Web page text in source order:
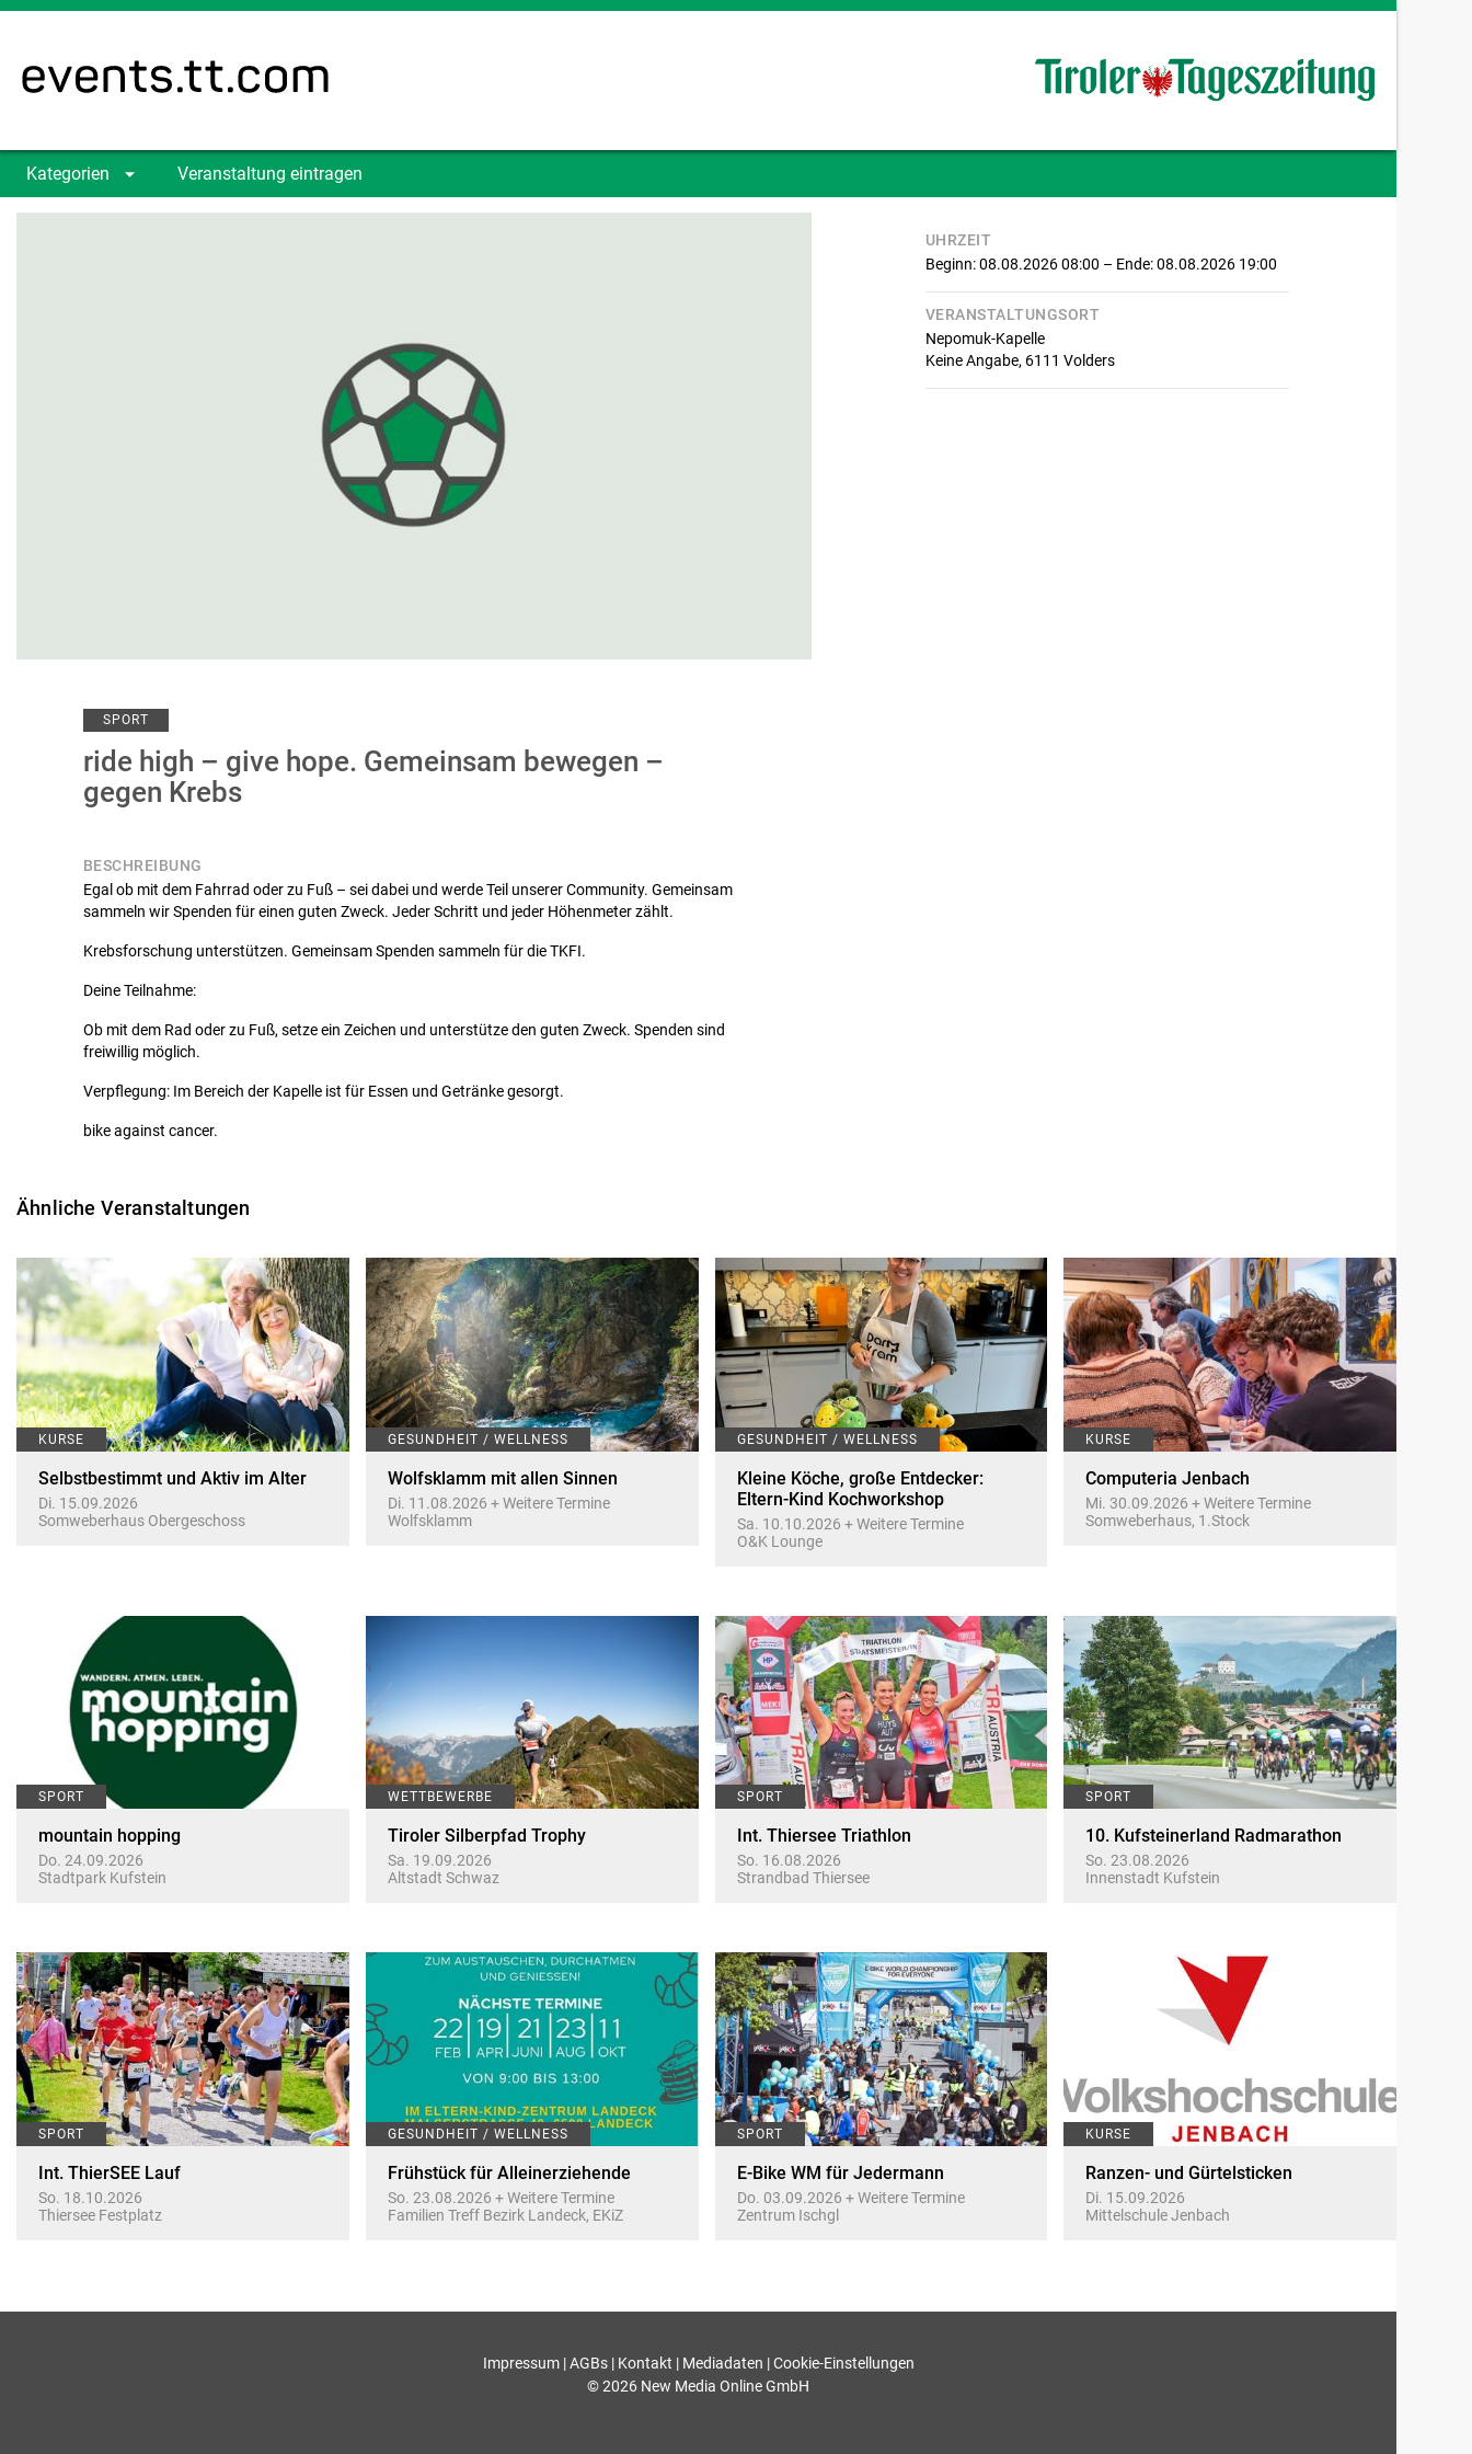
Kategorien Veranstaltung eintragen
SPORT
ride high – give hope. Gemeinsam bewegen –
gegen Krebs
BESCHREIBUNG
Egal ob mit dem Fahrrad oder zu Fuß – sei dabei und werde Teil unserer Community. Gemeinsam
sammeln wir Spenden für einen guten Zweck. Jeder Schritt und jeder Höhenmeter zählt.
Krebsforschung unterstützen. Gemeinsam Spenden sammeln für die TKFI.
Deine Teilnahme:
Ob mit dem Rad oder zu Fuß, setze ein Zeichen und unterstütze den guten Zweck. Spenden sind
freiwillig möglich.
Verpflegung: Im Bereich der Kapelle ist für Essen und Getränke gesorgt.
bike against cancer.
UHRZEIT
Beginn: 08.08.2026 08:00 – Ende: 08.08.2026 19:00
VERANSTALTUNGSORT
Nepomuk-Kapelle
Keine Angabe, 6111 Volders
Ähnliche Veranstaltungen
KURSE
Selbstbestimmt und Aktiv im Alter
Di. 15.09.2026
Somweberhaus Obergeschoss
GESUNDHEIT / WELLNESS
Wolfsklamm mit allen Sinnen
Di. 11.08.2026 + Weitere Termine
Wolfsklamm
GESUNDHEIT / WELLNESS
Kleine Köche, große Entdecker:
Eltern-Kind Kochworkshop
Sa. 10.10.2026 + Weitere Termine
O&K Lounge
KURSE
Computeria Jenbach
Mi. 30.09.2026 + Weitere Termine
Somweberhaus, 1.Stock
SPORT
mountain hopping
Do. 24.09.2026
Stadtpark Kufstein
WETTBEWERBE
Tiroler Silberpfad Trophy
Sa. 19.09.2026
Altstadt Schwaz
SPORT
Int. Thiersee Triathlon
So. 16.08.2026
Strandbad Thiersee
SPORT
10. Kufsteinerland Radmarathon
So. 23.08.2026
Innenstadt Kufstein
SPORT
Int. ThierSEE Lauf
So. 18.10.2026
Thiersee Festplatz
GESUNDHEIT / WELLNESS
Frühstück für Alleinerziehende
So. 23.08.2026 + Weitere Termine
Familien Treff Bezirk Landeck, EKiZ
SPORT
E-Bike WM für Jedermann
Do. 03.09.2026 + Weitere Termine
Zentrum Ischgl
KURSE
Ranzen- und Gürtelsticken
Di. 15.09.2026
Mittelschule Jenbach
Impressum|AGBs| Kontakt | Mediadaten |Cookie-Einstellungen
© 2026 New Media Online GmbH